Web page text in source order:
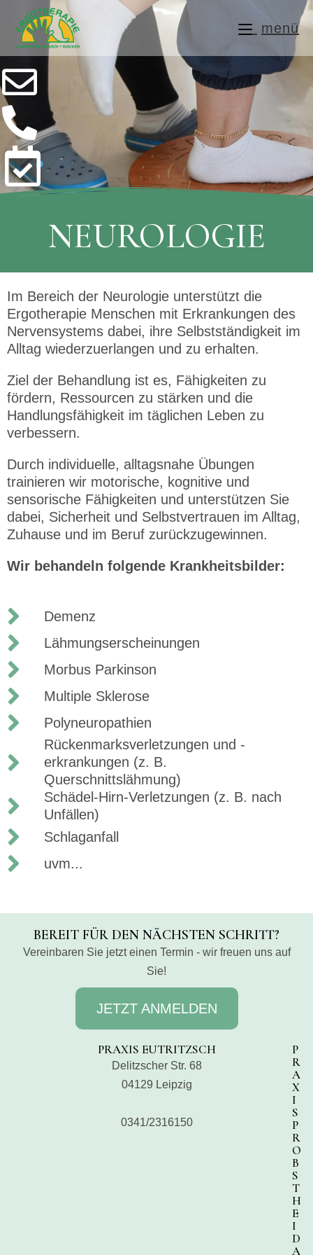
menü
NEUROLOGIE
Im Bereich der Neurologie unterstützt die
Ergotherapie Menschen mit Erkrankungen des
Nervensystems dabei, ihre Selbstständigkeit im
Alltag wiederzuerlangen und zu erhalten.
Ziel der Behandlung ist es, Fähigkeiten zu
fördern, Ressourcen zu stärken und die
Handlungsfähigkeit im täglichen Leben zu
verbessern.
Durch individuelle, alltagsnahe Übungen
trainieren wir motorische, kognitive und
sensorische Fähigkeiten und unterstützen Sie
dabei, Sicherheit und Selbstvertrauen im Alltag,
Zuhause und im Beruf zurückzugewinnen.
Wir behandeln folgende Krankheitsbilder:
Demenz
Lähmungserscheinungen
Morbus Parkinson
Multiple Sklerose
Polyneuropathien
Rückenmarksverletzungen und -
erkrankungen (z. B.
Querschnittslähmung)
Schädel-Hirn-Verletzungen (z. B. nach
Unfällen)
Schlaganfall
uvm...
BEREIT FÜR DEN NÄCHSTEN SCHRITT?
Vereinbaren Sie jetzt einen Termin - wir freuen uns auf
Sie!
JETZT ANMELDEN
PRAXIS EUTRITZSCH
Delitzscher Str. 68
04129 Leipzig
0341/2316150
P
R
A
X
I
S
P
R
O
B
S
T
H
E
I
D
A